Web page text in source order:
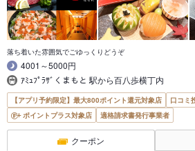
落ち着いた雰囲気でごゆっくりどうぞ
4001～5000円
ｱﾐｭﾌﾟﾗｻﾞくまもと 駅から百八歩横丁内
【アプリ予約限定】最大800ポイント還元対象店
口コミ
ポイントプラス対象店
適格請求書発行事業者
クーポン